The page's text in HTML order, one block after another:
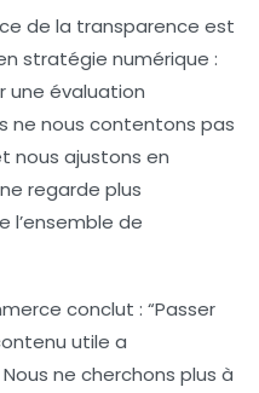
de la transparence est
stratégie numérique :
une évaluation
ne nous contentons pas
nous ajustons en
regarde plus
l’ensemble de
conclut : “Passer
utile a
ne cherchons plus à